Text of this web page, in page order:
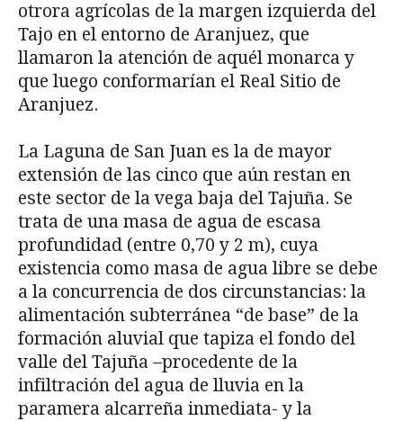
otrora agrícolas de la margen izquierda del
Tajo en el entorno de Aranjuez, que
llamaron la atención de aquél monarca y
que luego conformarían el Real Sitio de
Aranjuez.
La Laguna de San Juan es la de mayor
extensión de las cinco que aún restan en
este sector de la vega baja del Tajuña. Se
trata de una masa de agua de escasa
profundidad (entre 0,70 y 2 m), cuya
existencia como masa de agua libre se debe
a la concurrencia de dos circunstancias: la
alimentación subterránea “de base” de la
formación aluvial que tapiza el fondo del
valle del Tajuña –procedente de la
infiltración del agua de lluvia en la
paramera alcarreña inmediata- y la